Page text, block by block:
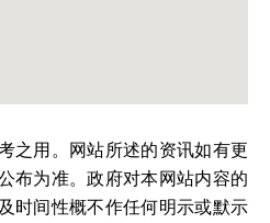
之用。网站所述的资讯如有更
布为准。政府对本网站内容的
时间性概不作任何明示或默示